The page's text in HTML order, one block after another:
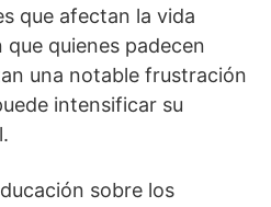
que afectan la vida
quienes padecen
una notable frustración
intensificar su
sobre los